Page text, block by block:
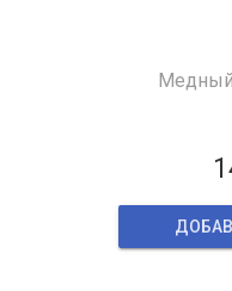
Медный